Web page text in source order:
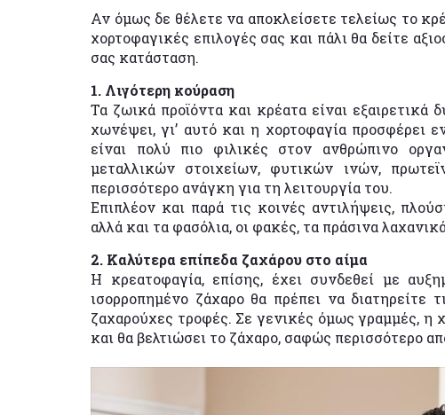
Αν όμως δε θέλετε να αποκλείσετε τελείως το
χορτοφαγικές επιλογές σας και πάλι θα δείτε
σας κατάσταση.
1. Λιγότερη κούραση
Τα ζωικά προϊόντα και κρέατα είναι
χωνέψει, γι’ αυτό και η χορτοφαγία προσφέρει
είναι πολύ πιο φιλικές στον ανθρώπινο
μεταλλικών στοιχείων, φυτικών ινών,
περισσότερο ανάγκη για τη λειτουργία του.
Επιπλέον και παρά τις κοινές αντιλήψεις,
αλλά και τα φασόλια, οι φακές, τα πράσινα
2. Καλύτερα επίπεδα ζαχάρου στο αίμα
Η κρεατοφαγία, επίσης, έχει συνδεθεί με
ισορροπημένο ζάχαρο θα πρέπει να διατηρείτε
ζαχαρούχες τροφές. Σε γενικές όμως γραμμές, η
και θα βελτιώσει το ζάχαρο, σαφώς περισσότερο